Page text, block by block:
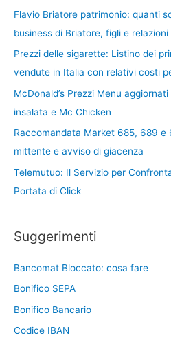
Flavio Briatore patrimonio: quanti
business di Briatore, figli e
Prezzi delle sigarette: Listino dei
vendute in Italia con relativi costi
McDonald’s Prezzi Menu
insalata e Mc Chicken
Raccomandata Market 685, 689 e
mittente e avviso di giacenza
Telemutuo: Il Servizio per
Portata di Click
Suggerimenti
Bancomat Bloccato: cosa fare
Bonifico SEPA
Bonifico Bancario
Codice IBAN